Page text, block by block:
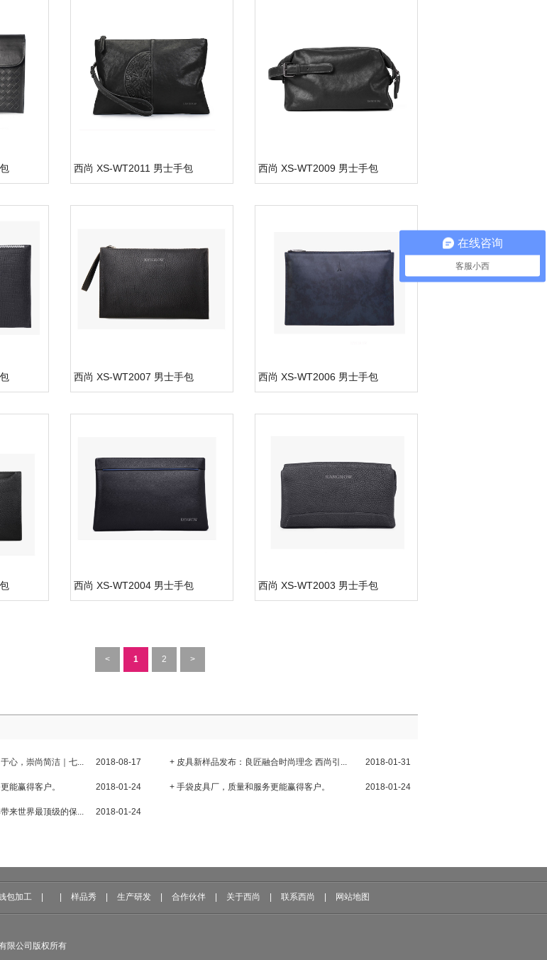
西尚 XS-WT2011 男士手包 西尚 XS-WT2009 男士手包
西尚 XS-WT2007 男士手包 西尚 XS-WT2006 男士手包
西尚 XS-WT2004 男士手包 西尚 XS-WT2003 男士手包
< 1 2 >
2018-08-17
心，崇尚简洁｜七... 2018-01-31
+ 皮具新样品发布：良匠融合时尚理念 西尚引...
2018-01-24
能赢得客户。 2018-01-24
+ 手袋皮具厂，质量和服务更能赢得客户。
2018-01-24
来世界最顶级的保...
包加工 样品秀 生产研发 合作伙伴 关于西尚 联系西尚 网站地图
限公司版权所有
在线咨询
客服小西